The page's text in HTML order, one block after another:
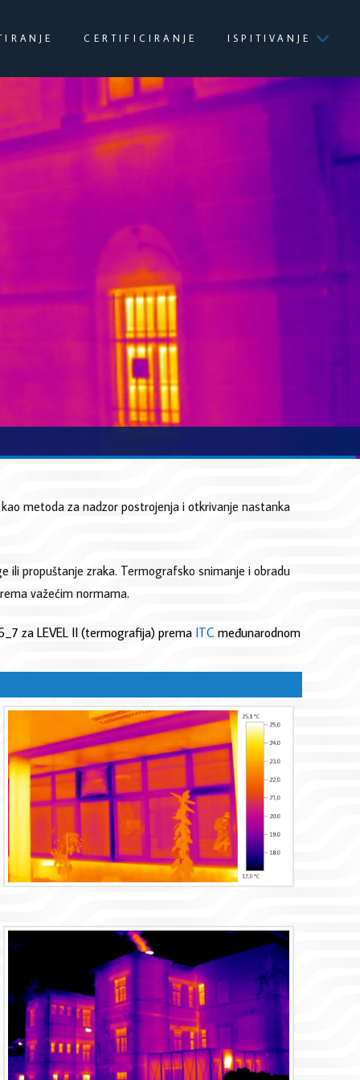
CERTIFICIRANJE ISPITIVANJE
metoda za nadzor postrojenja i otkrivanje nastanka
ili propuštanje zraka. Termografsko snimanje i obradu
važećim normama.
za LEVEL II (termografija) prema ITC međunarodnom